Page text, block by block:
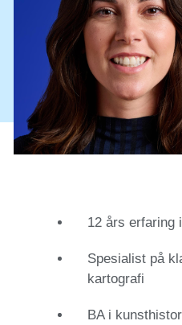
12 års erfaring
Spesialist på
kartografi
BA i